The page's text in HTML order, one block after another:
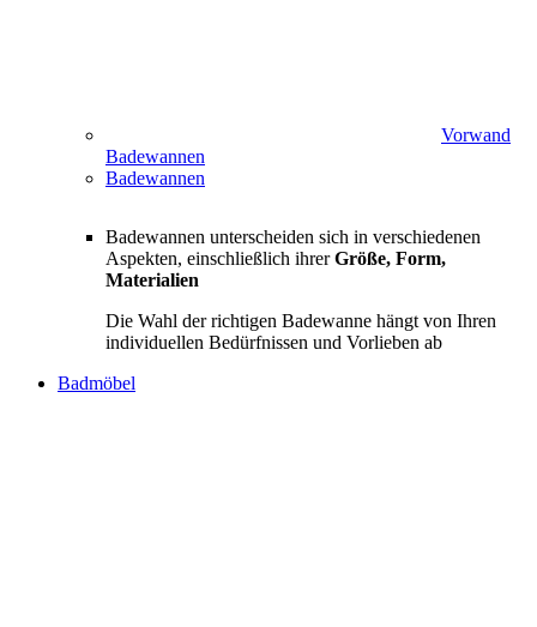
Vorwand
Badewannen
Badewannen
Badewannen unterscheiden sich in verschiedenen
Aspekten, einschließlich ihrerGröße, Form,
Materialien
Die Wahl der richtigen Badewanne hängt von Ihren
individuellen Bedürfnissen und Vorlieben ab
Badmöbel